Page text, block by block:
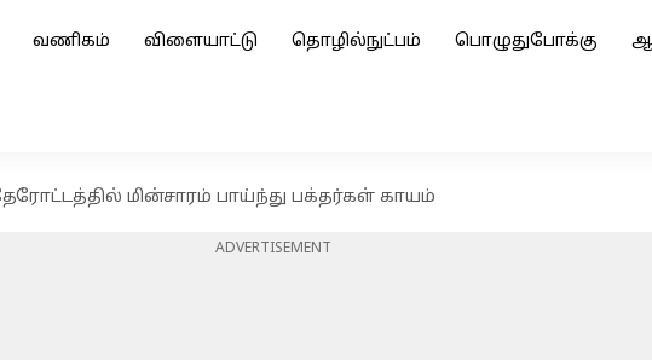
வணிகம் விளையாட்டு தொழில்நுட்பம் பொழுதுபோக்கு
மின்சாரம் பாய்ந்து பக்தர்கள் காயம்
ADVERTISEMENT